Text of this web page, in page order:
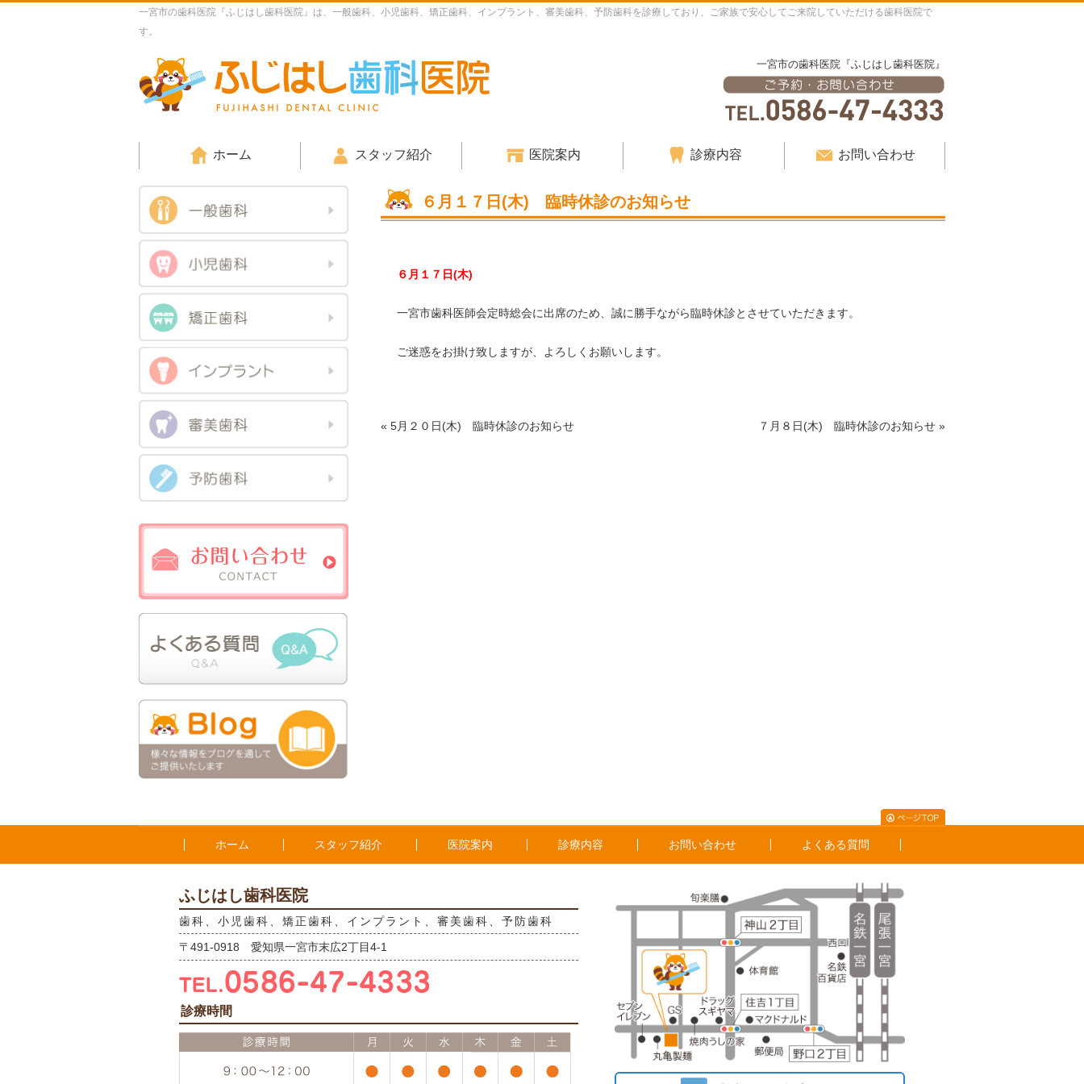
一宮市の歯科医院『ふじはし歯科医院』は、一般歯科、小児歯科、矯正歯科、インプラント、審美歯科、予防歯科を診療しており、ご家族で安心してご来院していただける歯科医院で
す。
一宮市の歯科医院『ふじはし歯科医院』
ホーム スタッフ紹介 医院案内 診療内容 お問い合わせ
６月１７日(木) 臨時休診のお知らせ
６月１７日(木)
一宮市歯科医師会定時総会に出席のため、誠に勝手ながら臨時休診とさせていただきます。
ご迷惑をお掛け致しますが、よろしくお願いします。
« 5月２０日(木) 臨時休診のお知らせ ７月８日(木) 臨時休診のお知らせ »
ホーム スタッフ紹介 医院案内 診療内容 お問い合わせ よくある質問
ふじはし歯科医院
歯科、小児歯科、矯正歯科、インプラント、審美歯科、予防歯科
〒491-0918 愛知県一宮市末広2丁目4-1
診療時間